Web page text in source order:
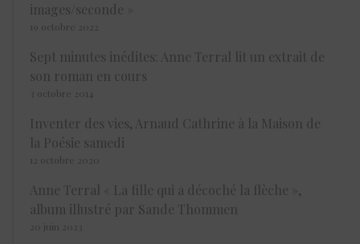
images/seconde »
19 octobre 2022
Sept minutes inédites: Anne Terral lit un extrait de
son roman en cours
3 octobre 2014
Inventer des vies, Arnaud Cathrine à la Maison de
la Poésie samedi
12 octobre 2020
Anne Terral « La fille qui a décoché la flèche »,
album illustré par Sande Thommen
20 juin 2023